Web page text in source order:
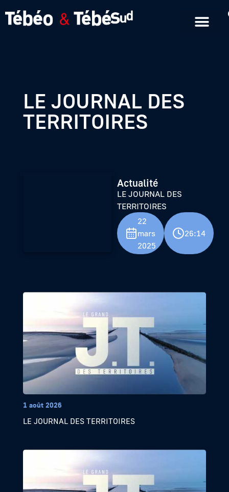
LE JOURNAL DES
TERRITOIRES
Actualité
LE JOURNAL DES
TERRITOIRES
22
mars
2025
26:14
1 août 2026
LE JOURNAL DES TERRITOIRES